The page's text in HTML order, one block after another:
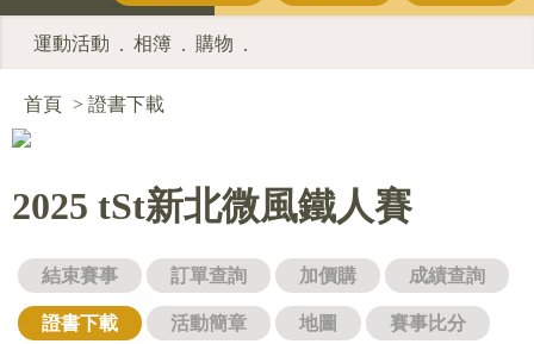
運動活動 . 相簿 . 購物 .
首頁 > 證書下載
2025 tSt新北微風鐵人賽
結束賽事 訂單查詢 加價購 成績查詢
證書下載 活動簡章 地圖 賽事比分